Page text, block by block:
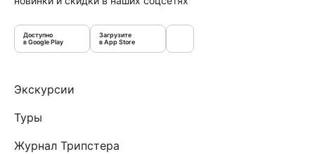
Доступно
в Google Play
Загрузите
в App Store
Экскурсии
Туры
Журнал Трипстера